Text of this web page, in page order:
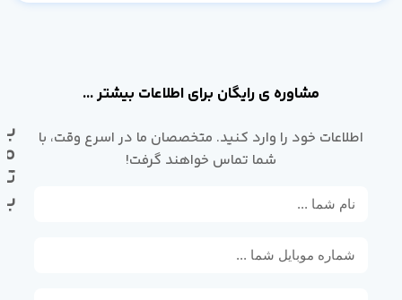
مشاوره ی رایگان برای اطلاعات بیشتر ...
اطلاعات خود را وارد کنید. متخصصان ما در اسرع وقت، با
شما تماس خواهند گرفت!
با